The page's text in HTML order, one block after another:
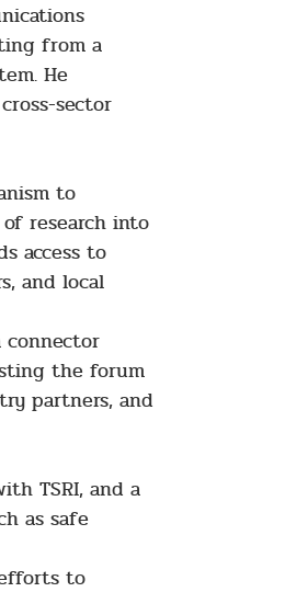
from a
He
sector
to
research into
access to
and local
connector
the forum
partners, and
TSRI, and a
as safe
to